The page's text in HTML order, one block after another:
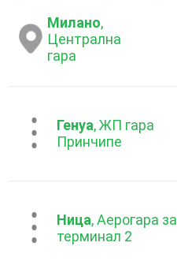
Милано,
Централна
гара
...Генуа, ЖП гара
Принчипе
...
Ница, Аерогара
терминал 2